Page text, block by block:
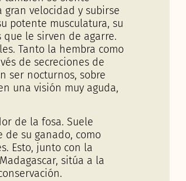
gran velocidad y subirse
potente musculatura, su
le sirven de agarre.
Tanto la hembra como
de secreciones de
ser nocturnos, sobre
una visión muy aguda,
de la fosa. Suele
su ganado, como
Esto, junto con la
sitúa a la